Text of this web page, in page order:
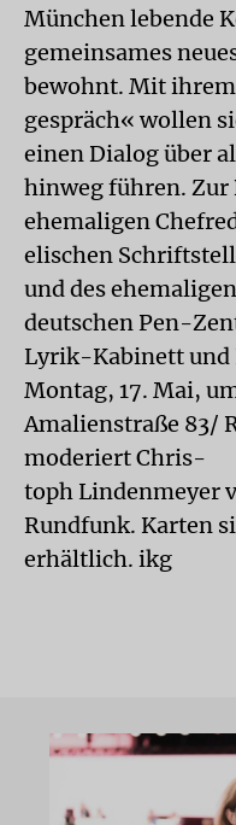
München lebende
gemeinsames
bewohnt. Mit
gespräch« wollen
einen Dialog über
hinweg führen. Zur
ehemaligen
elischen
und des
deutschen Pen-
Lyrik-Kabinett
Montag, 17. Mai,
Amalienstraße 83/
moderiert Chris-
toph Lindenmeyer
Rundfunk. Karten
erhältlich. ikg